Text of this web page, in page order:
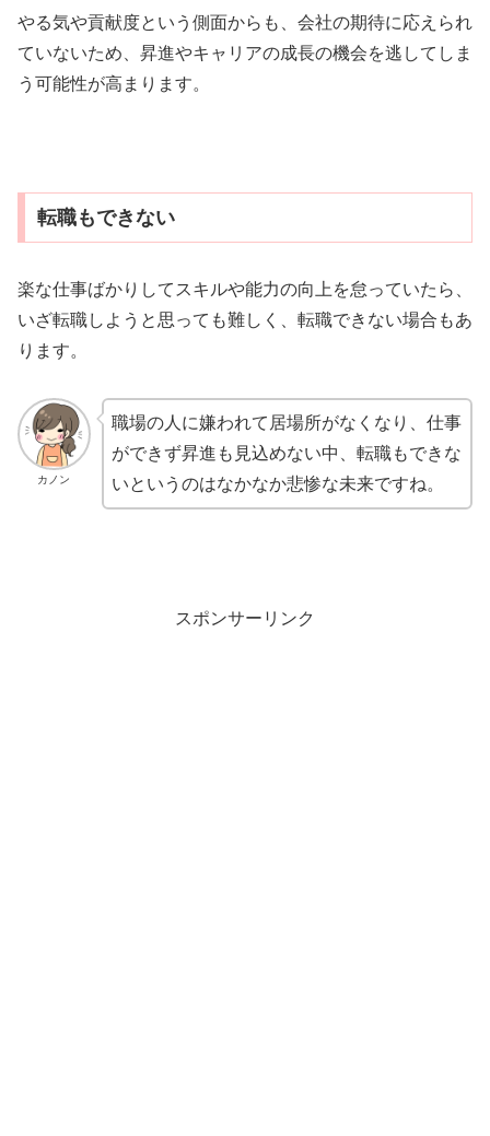
やる気や貢献度という側面からも、会社の期待に応えられ
ていないため、昇進やキャリアの成長の機会を逃してしま
う可能性が高まります。
転職もできない
楽な仕事ばかりしてスキルや能力の向上を怠っていたら、
いざ転職しようと思っても難しく、転職できない場合もあ
ります。
カノン
職場の人に嫌われて居場所がなくなり、仕事
ができず昇進も見込めない中、転職もできな
いというのはなかなか悲惨な未来ですね。
スポンサーリンク